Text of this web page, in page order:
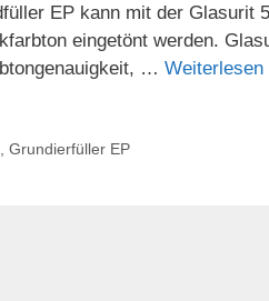
EP kann mit der Glasurit
eingetönt werden.
… Weiterlesen
Grundierfüller EP